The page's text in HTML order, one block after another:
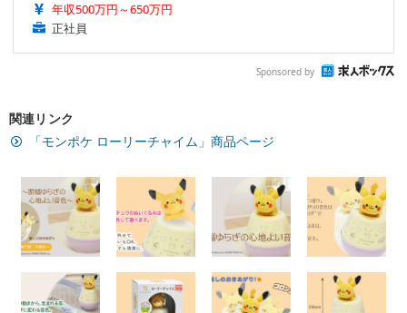
年収500万円～650万円
正社員
Sponsored by
関連リンク
「モンポケ ローリーチャイム」商品ページ